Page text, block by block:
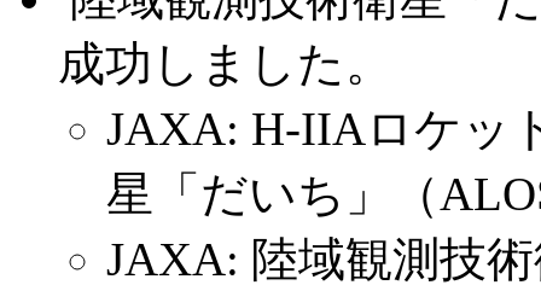
成功しました。
JAXA: H-IIAロケッ
星「だいち」（
JAXA: 陸域観測技